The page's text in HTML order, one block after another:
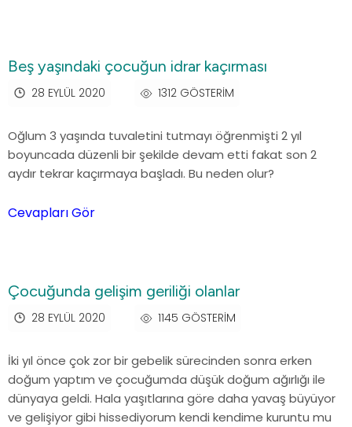
Beş yaşındaki çocuğun idrar kaçırması
28 EYLÜL 2020 1312 GÖSTERIM
Oğlum 3 yaşında tuvaletini tutmayı öğrenmişti 2 yıl
boyuncada düzenli bir şekilde devam etti fakat son 2
aydır tekrar kaçırmaya başladı. Bu neden olur?
Cevapları Gör
Çocuğunda gelişim geriliği olanlar
28 EYLÜL 2020 1145 GÖSTERIM
İki yıl önce çok zor bir gebelik sürecinden sonra erken
doğum yaptım ve çocuğumda düşük doğum ağırlığı ile
dünyaya geldi. Hala yaşıtlarına göre daha yavaş büyüyor
ve gelişiyor gibi hissediyorum kendi kendime kuruntu mu